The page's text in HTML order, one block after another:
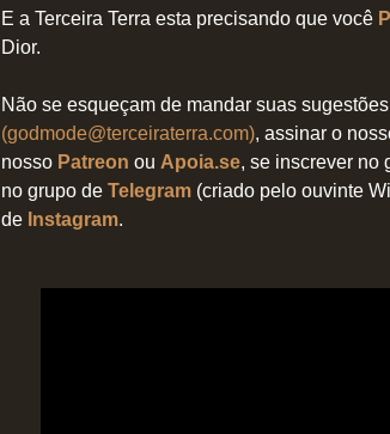
E a Terceira Terra esta precisando que você
Dior.
Não se esqueçam de mandar suas
(godmode@terceiraterra.com), assinar o
nosso Patreon ou Apoia.se, se inscrever no
no grupo de Telegram (criado pelo ouvinte
de Instagram.